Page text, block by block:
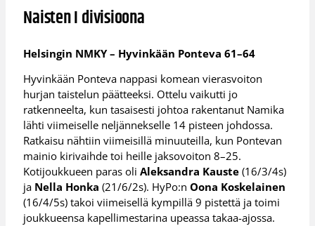
Naisten I divisioona
Helsingin NMKY – Hyvinkään Ponteva 61–64
Hyvinkään Ponteva nappasi komean vierasvoiton
hurjan taistelun päätteeksi. Ottelu vaikutti jo
ratkenneelta, kun tasaisesti johtoa rakentanut Namika
lähti viimeiselle neljännekselle 14 pisteen johdossa.
Ratkaisu nähtiin viimeisillä minuuteilla, kun Pontevan
mainio kirivaihde toi heille jaksovoiton 8–25.
Kotijoukkueen paras oliAleksandra Kauste (16/3/4s)
ja Nella Honka (21/6/2s). HyPo:nOona Koskelainen
(16/4/5s) takoi viimeisellä kympillä 9 pistettä ja toimi
joukkueensa kapellimestarina upeassa takaa-ajossa.